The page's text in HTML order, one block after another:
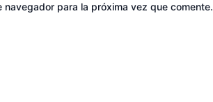
para la próxima vez que comente.